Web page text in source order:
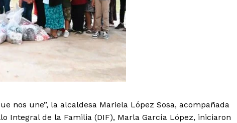
nos une”, la alcaldesa Mariela López Sosa, acompañada
Integral de la Familia (DIF), Marla García López, iniciaron